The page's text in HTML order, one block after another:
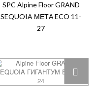
SPC Alpine Floor GRAND
SEQUOIA МЕТА ECO 11-
27